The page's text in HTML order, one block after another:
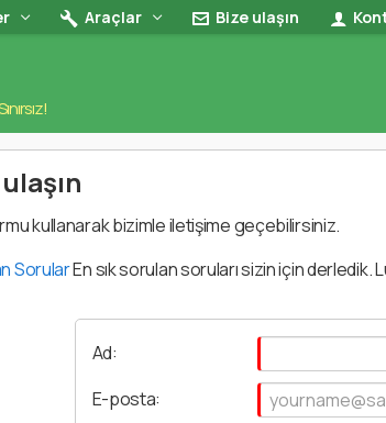
Araçlar Bize ulaşın
kullanarak bizimle iletişime geçebilirsiniz.
SorularEn sık sorulan soruları sizin için
Ad:
E-posta: